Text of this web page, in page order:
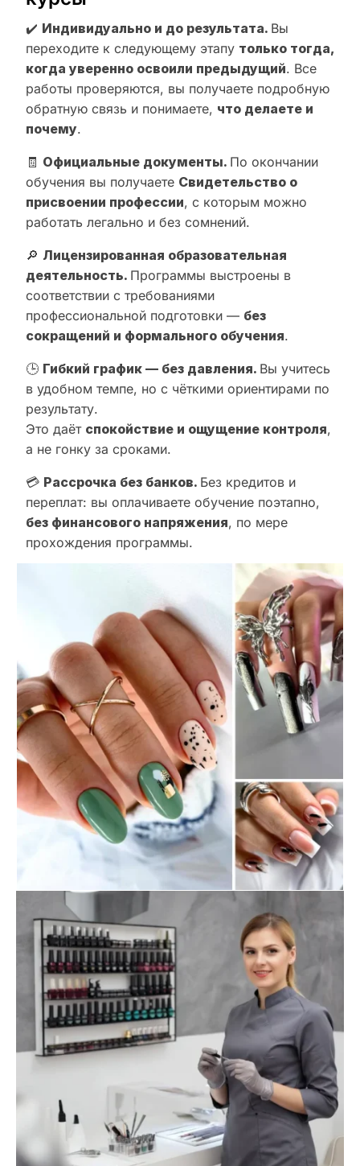
✔️ Индивидуально и до результата. Вы
переходите к следующему этапу только тогда,
когда уверенно освоили предыдущий. Все
работы проверяются, вы получаете подробную
обратную связь и понимаете, что делаете и
почему.
🧾 Официальные документы. По окончании
обучения вы получаете Свидетельство о
присвоении профессии, с которым можно
работать легально и без сомнений.
🔎 Лицензированная образовательная
деятельность. Программы выстроены в
соответствии с требованиями
профессиональной подготовки — без
сокращений и формального обучения.
🕒 Гибкий график — без давления. Вы учитесь
в удобном темпе, но с чёткими ориентирами по
результату.
Это даёт спокойствие и ощущение контроля,
а не гонку за сроками.
💳 Рассрочка без банков. Без кредитов и
переплат: вы оплачиваете обучение поэтапно,
без финансового напряжения, по мере
прохождения программы.